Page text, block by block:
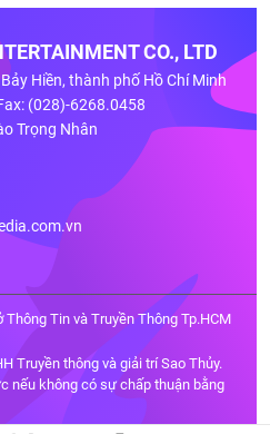
CO., LTD
Hiền, thành phố Hồ Chí Minh
(028)-6268.0458
Trọng Nhân
Tin và Truyền Thông Tp.HCM
Truyền thông và giải trí Sao Thủy.
nếu không có sự chấp thuận bằng